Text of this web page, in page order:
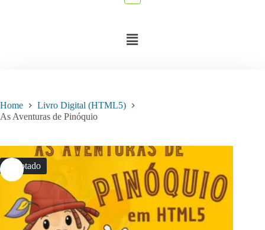
Home
Livro Digital (HTML5)
As Aventuras de Pinóquio
Esgotado